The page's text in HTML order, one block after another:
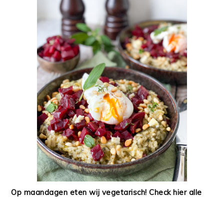
Op maandagen eten wij vegetarisch! Check hier alle